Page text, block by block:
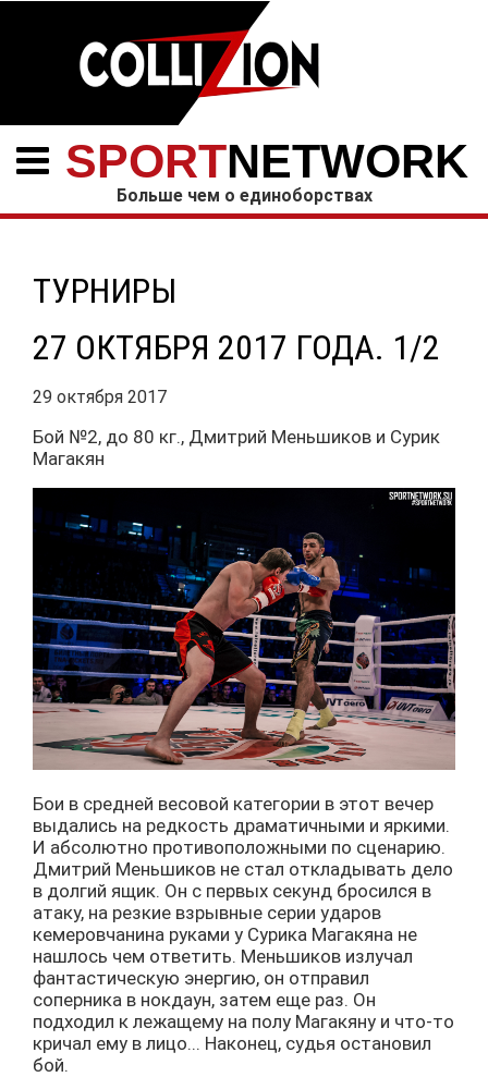
SPORTNETWORK
Больше чем о единоборствах
ТУРНИРЫ
27 ОКТЯБРЯ 2017 ГОДА. 1/2
29 октября 2017
Бой №2, до 80 кг., Дмитрий Меньшиков и Сурик
Магакян
Бои в средней весовой категории в этот вечер
выдались на редкость драматичными и яркими.
И абсолютно противоположными по сценарию.
Дмитрий Меньшиков не стал откладывать дело
в долгий ящик. Он с первых секунд бросился в
атаку, на резкие взрывные серии ударов
кемеровчанина руками у Сурика Магакяна не
нашлось чем ответить. Меньшиков излучал
фантастическую энергию, он отправил
соперника в нокдаун, затем еще раз. Он
подходил к лежащему на полу Магакяну и что-то
кричал ему в лицо... Наконец, судья остановил
бой.